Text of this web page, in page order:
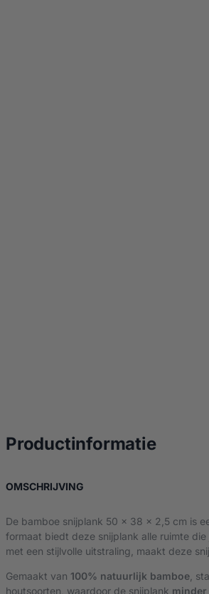
Productinformatieover
OMSCHRIJVING
De bamboe snijplank 50 x 38 x 2,5 cm is
formaat biedt deze snijplank alle ruimte
met een stijlvolle uitstraling, maakt deze
Gemaakt van 100% natuurlijk bamboe ,
houtsoorten, waardoor de snijplank